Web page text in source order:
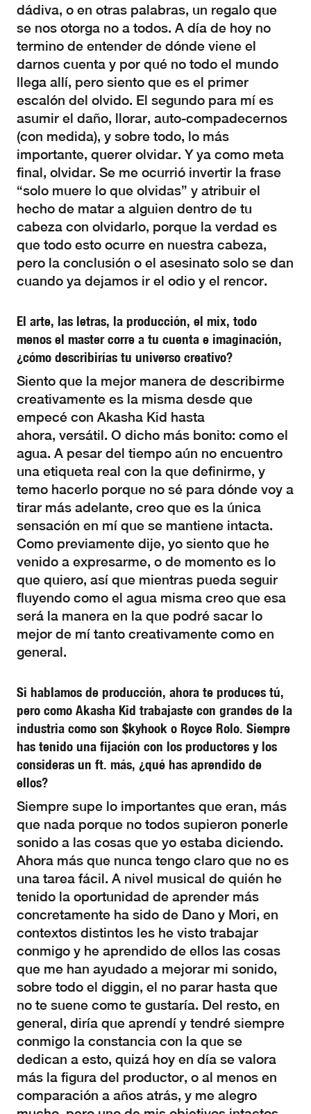
dádiva, o en otras palabras, un regalo que
se nos otorga no a todos. A día de hoy no
termino de entender de dónde viene el
darnos cuenta y por qué no todo el mundo
llega allí, pero siento que es el primer
escalón del olvido. El segundo para mí es
asumir el daño, llorar, auto-compadecernos
(con medida), y sobre todo, lo más
importante, querer olvidar. Y ya como meta
final, olvidar. Se me ocurrió invertir la frase
“solo muere lo que olvidas” y atribuir el
hecho de matar a alguien dentro de tu
cabeza con olvidarlo, porque la verdad es
que todo esto ocurre en nuestra cabeza,
pero la conclusión o el asesinato solo se dan
cuando ya dejamos ir el odio y el rencor.
El arte, las letras, la producción, el mix, todo
menos el master corre a tu cuenta e imaginación,
¿cómo describirías tu universo creativo?
Siento que la mejor manera de describirme
creativamente es la misma desde que
empecé con Akasha Kid hasta
ahora, versátil. O dicho más bonito: como el
agua. A pesar del tiempo aún no encuentro
una etiqueta real con la que definirme, y
temo hacerlo porque no sé para dónde voy a
tirar más adelante, creo que es la única
sensación en mí que se mantiene intacta.
Como previamente dije, yo siento que he
venido a expresarme, o de momento es lo
que quiero, así que mientras pueda seguir
fluyendo como el agua misma creo que esa
será la manera en la que podré sacar lo
mejor de mí tanto creativamente como en
general.
Si hablamos de producción, ahora te produces tú,
pero como Akasha Kid trabajaste con grandes de la
industria como son $kyhook o Royce Rolo. Siempre
has tenido una fijación con los productores y los
consideras un ft. más, ¿qué has aprendido de
ellos?
Siempre supe lo importantes que eran, más
que nada porque no todos supieron ponerle
sonido a las cosas que yo estaba diciendo.
Ahora más que nunca tengo claro que no es
una tarea fácil. A nivel musical de quién he
tenido la oportunidad de aprender más
concretamente ha sido de Dano y Mori, en
contextos distintos les he visto trabajar
conmigo y he aprendido de ellos las cosas
que me han ayudado a mejorar mi sonido,
sobre todo el diggin, el no parar hasta que
no te suene como te gustaría. Del resto, en
general, diría que aprendí y tendré siempre
conmigo la constancia con la que se
dedican a esto, quizá hoy en día se valora
más la figura del productor, o al menos en
comparación a años atrás, y me alegro